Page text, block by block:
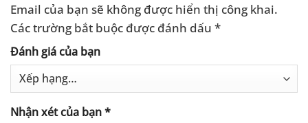
Email của bạn sẽ không được hiển thị công khai.
Các trường bắt buộc được đánh dấu *
Đánh giá của bạn
Nhận xét của bạn*